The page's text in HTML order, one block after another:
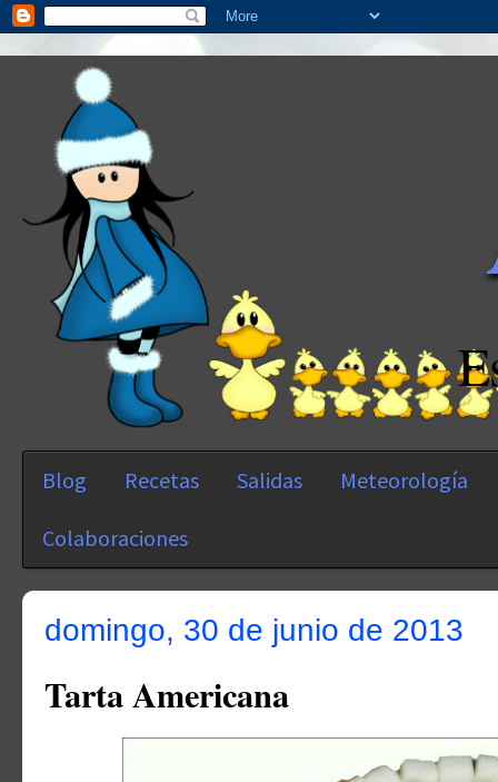
Blog Recetas Salidas Meteorología
Colaboraciones
domingo, 30 de junio de 2013
Tarta Americana